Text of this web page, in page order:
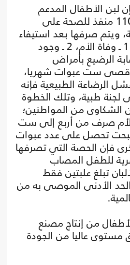
لبن الأطفال المدعم
يقدم من خلال 1100 منفذ للصحة على
ويتم صرفها بعد استيفاء
الشروط وتشمل: 1 ـ وفاة الأم، 2 ـ وجود
إصابة الرضيع بأمراض
أقصى ست عبوات شهريا،
الرضاعة الطبيعية فإنه
طبية، وتلك الخطوة
الشكاوى من المواطنين؛
صرف من أربع إلى ست
تحصل على عدد عبوات
فإن الحصة التي تصرفها
للطفل المصاب
تبلغ علبتين فقط
الأدنى الموصى به من
من إنتاج مصنع
عاليا من الجودة